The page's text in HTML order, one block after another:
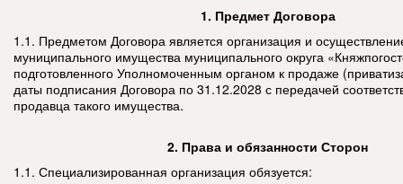
1. Предмет Договора
1.1. Предметом Договора является организация и
муниципального имущества муниципального округа
подготовленного Уполномоченным органом к продаже
даты подписания Договора по 31.12.2028 с передачей
продавца такого имущества.
2. Права и обязанности Сторон
1.1. Специализированная организация обязуется: